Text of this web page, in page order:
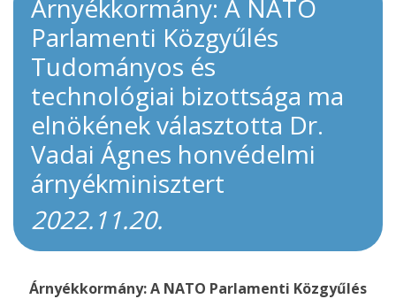
Árnyékkormány: A NATO
Parlamenti Közgyűlés
Tudományos és
technológiai bizottsága ma
elnökének választotta Dr.
Vadai Ágnes honvédelmi
árnyékminisztert
2022.11.20.
Árnyékkormány: A NATO Parlamenti Közgyűlés